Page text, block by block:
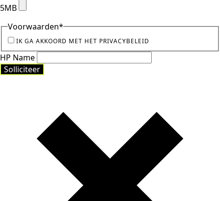
5MB
Voorwaarden*
IK GA AKKOORD MET HET PRIVACYBELEID
HP Name
Solliciteer